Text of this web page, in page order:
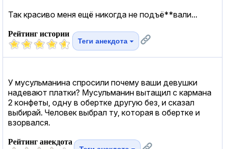
Так красиво меня ещё никогда не подъё**вали...
Рейтинг истории
Теги анекдота
У мусульманина спросили почему ваши девушки
надевают платки? Мусульманин вытащил с кармана
2 конфеты, одну в обертке другую без, и сказал
выбирай. Человек выбрал ту, которая в обертке и
взорвался.
Рейтинг анекдота